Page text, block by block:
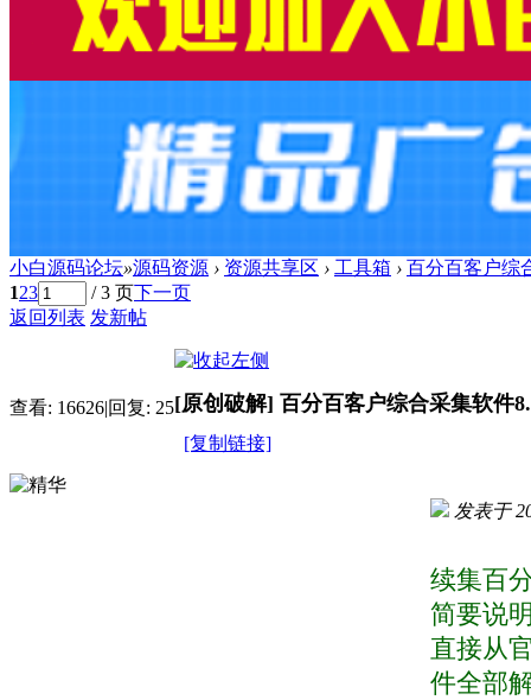
小白源码论坛»源码资源 › 资源共享区 › 工具箱 › 百分百客户综
123 / 3 页
下一页
返回列表 发新帖
查看: 16626 回复: 25[原创破解] 百分百客户综合采集软件
[复制链接]
发表于
续集百
简要说
直接从
件全部